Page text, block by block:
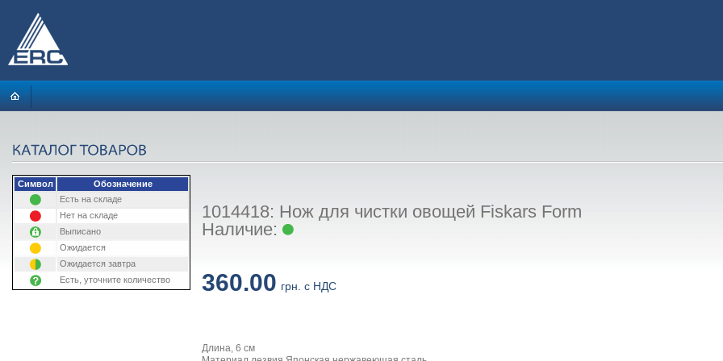
Символ
Обозначение
Есть на складе
Нет на складе
Выписано
Ожидается
Ожидается завтра
Есть, уточните количество
1014418: Нож для чистки овощей Fiskars Form
Наличие:
360.00 грн. с НДС
Длина, 6 см